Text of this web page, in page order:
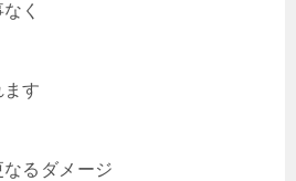
く
す
るダメージ